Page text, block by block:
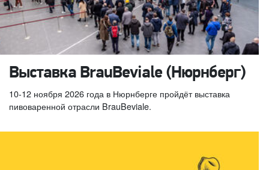
Выставка BrauBeviale (Нюрнберг)
10-12 ноября 2026 года в Нюрнберге пройдёт выставка
пивоваренной отрасли BrauBeviale.